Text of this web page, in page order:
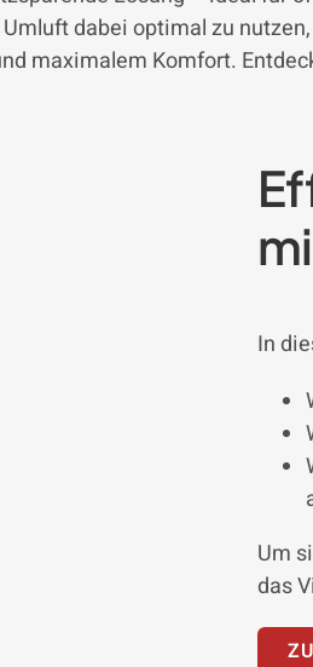
dabei optimal zu
maximalem Komfort.
In
Um
das